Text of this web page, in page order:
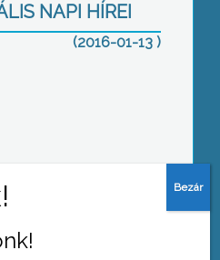
NAPI HÍREI
(2016-01-13 )